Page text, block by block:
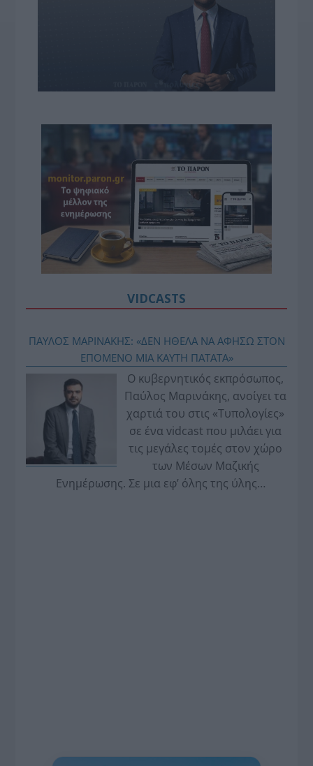
VIDCASTS
ΠΑΥΛΟΣ ΜΑΡΙΝΑΚΗΣ: «ΔΕΝ ΗΘΕΛΑ ΝΑ ΑΦΗΣΩ ΣΤΟΝ
ΕΠΟΜΕΝΟ ΜΙΑ ΚΑΥΤΗ ΠΑΤΑΤΑ»
Ο κυβερνητικός εκπρόσωπος,
Παύλος Μαρινάκης, ανοίγει τα
χαρτιά του στις «Τυπολογίες»
σε ένα vidcast που μιλάει για
τις μεγάλες τομές στον χώρο
των Μέσων Μαζικής
Ενημέρωσης. Σε μια εφ’ όλης της ύλης